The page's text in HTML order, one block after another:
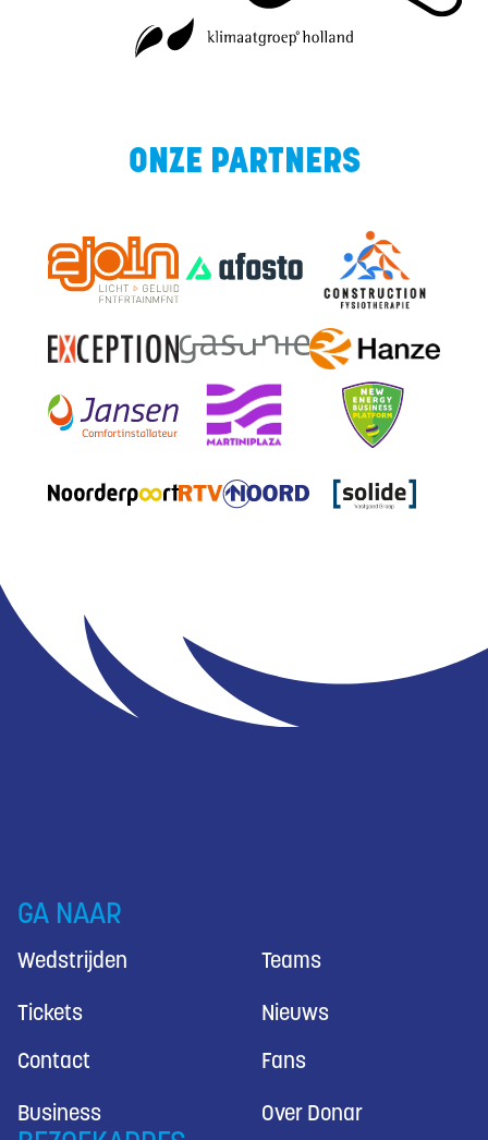
ONZE PARTNERS
GA NAAR
Wedstrijden Teams
Tickets Nieuws
Contact Fans
Business Over Donar